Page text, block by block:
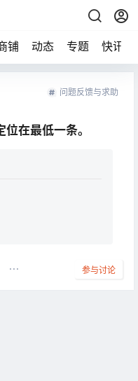
铺 动态 专题 快讯
问题反馈与求助
在最低一条。
参与讨论